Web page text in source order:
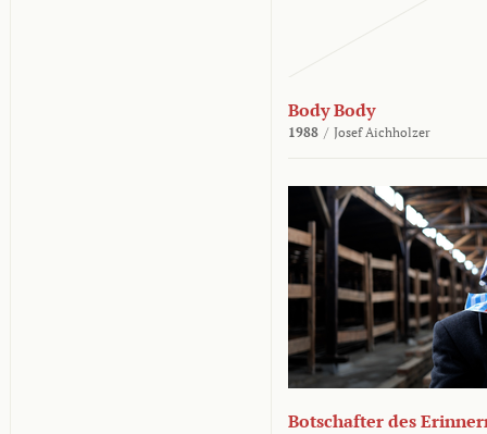
Body Body
1988 / Josef Aichholzer
Botschafter des